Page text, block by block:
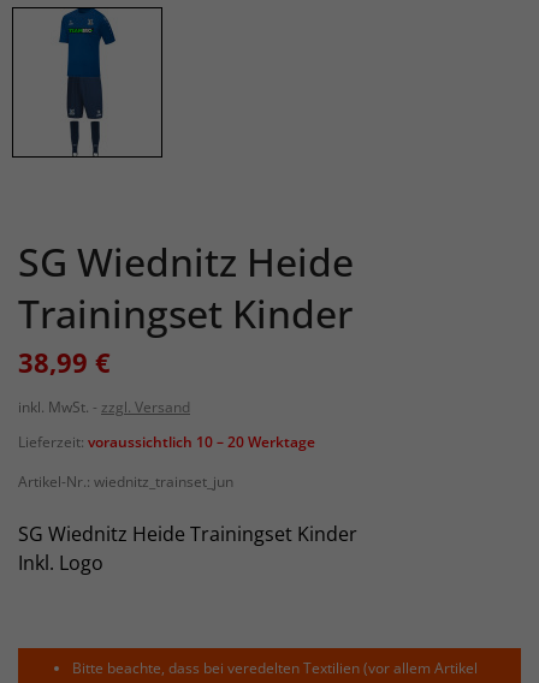
SG Wiednitz Heide
Trainingset Kinder
38,99 €
inkl. MwSt.
zzgl. Versand
Lieferzeit: voraussichtlich 10 – 20 Werktage
Artikel-Nr.: wiednitz_trainset_jun
SG Wiednitz Heide Trainingset Kinder
Inkl. Logo
Bitte beachte, dass bei veredelten Textilien (vor allem Artikel